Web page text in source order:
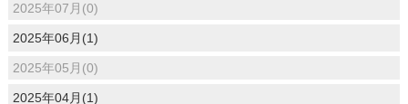
2025年07月(0)
2025年06月(1)
2025年05月(0)
2025年04月(1)